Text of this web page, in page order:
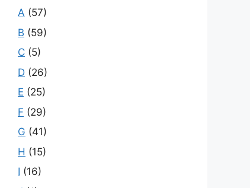
A (57)
B (59)
C (5)
D (26)
E (25)
F (29)
G (41)
H (15)
I (16)